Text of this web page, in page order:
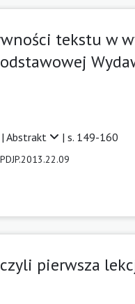
tekstu w
Abstrakt | s. 149-160
pierwsza